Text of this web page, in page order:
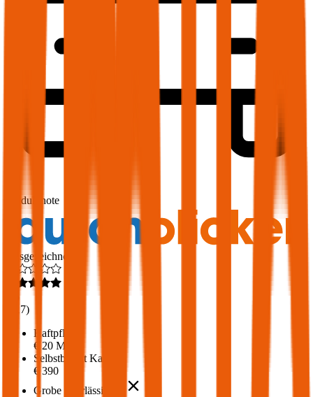
Produktnote
Ausgezeichnet
217)
Haftpflicht
€ 20 Mio.
Selbstbehalt Kasko
€ 390
Grobe Fahrlässigkeit